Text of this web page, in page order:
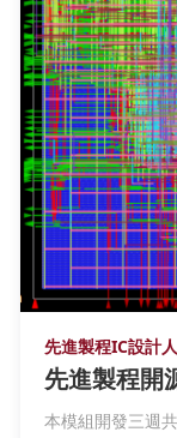
先進製程IC設計
先進製程開
本模組開發三週